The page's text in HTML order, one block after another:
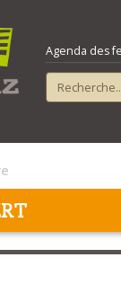
Agenda des